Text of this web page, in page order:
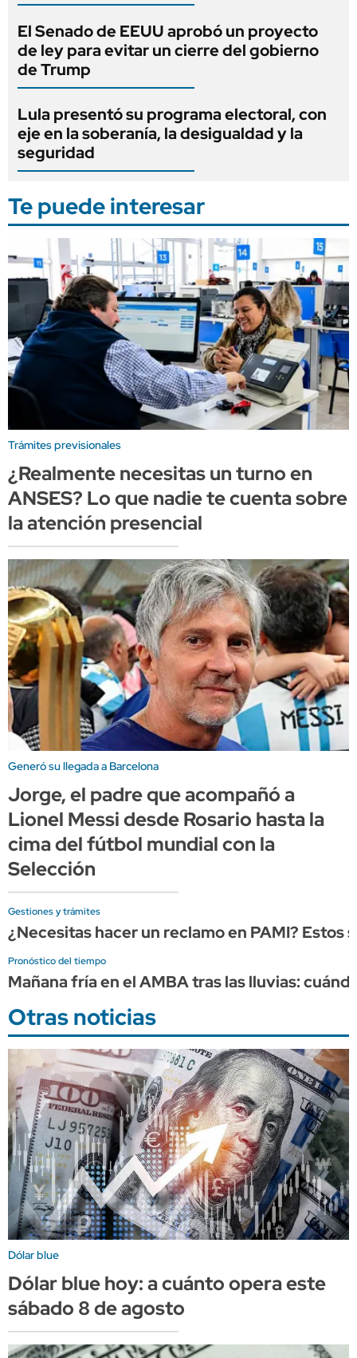
El Senado de EEUU aprobó un proyecto
de ley para evitar un cierre del gobierno
de Trump
Lula presentó su programa electoral, con
eje en la soberanía, la desigualdad y la
seguridad
Te puede interesar
Trámites previsionales
¿Realmente necesitas un turno en
ANSES? Lo que nadie te cuenta sobre
la atención presencial
Generó su llegada a Barcelona
Jorge, el padre que acompañó a
Lionel Messi desde Rosario hasta la
cima del fútbol mundial con la
Selección
Gestiones y trámites
¿Necesitas hacer un reclamo en PAMI?
Pronóstico del tiempo
Mañana fría en el AMBA tras las lluvias:
Otras noticias
Dólar blue
Dólar blue hoy: a cuánto opera este
sábado 8 de agosto